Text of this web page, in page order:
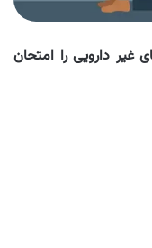
غیر دارویی را امتحان